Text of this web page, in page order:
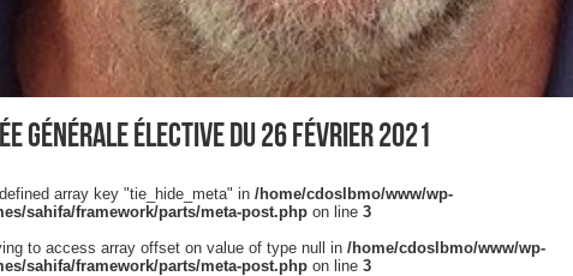
Générale élective du 26 février 2021
array key "tie_hide_meta" in /home/cdoslbmo/www/wp-
sahifa/framework/parts/meta-post.phpon line 3
to access array offset on value of type null in /home/cdoslbmo/www/wp-
sahifa/framework/parts/meta-post.phpon line 3